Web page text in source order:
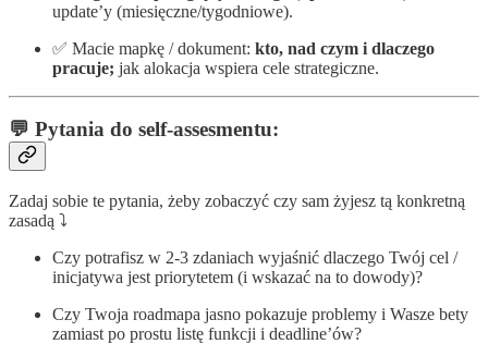
update’y (miesięczne/tygodniowe).
✅ Macie mapkę / dokument: kto, nad czym i dlaczego
pracuje; jak alokacja wspiera cele strategiczne.
💬 Pytania do self-assesmentu:
Zadaj sobie te pytania, żeby zobaczyć czy sam żyjesz tą konkretną
zasadą ⤵️
Czy potrafisz w 2-3 zdaniach wyjaśnić dlaczego Twój cel /
inicjatywa jest priorytetem (i wskazać na to dowody)?
Czy Twoja roadmapa jasno pokazuje problemy i Wasze bety
zamiast po prostu listę funkcji i deadline’ów?